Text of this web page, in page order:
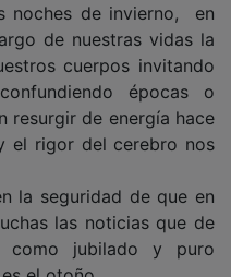
noches de invierno, en
de nuestras vidas la
cuerpos invitando
épocas o
resurgir de energía hace
el rigor del cerebro nos
la seguridad de que en
las noticias que de
como jubilado y puro